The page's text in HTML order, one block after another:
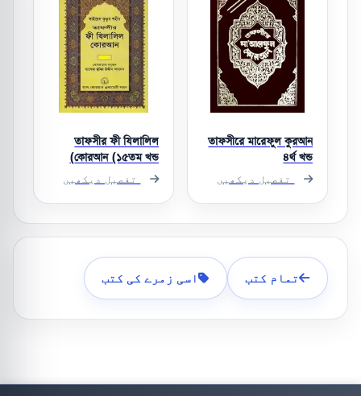
তাফসীরে মারেফুল কুরআন
৪র্থ খন্ড
تفصیل دیکھیں
তাফসীর ফী যিলালিল
কোরআন (১৫তম খন্ড)
تفصیل دیکھیں
تمام کتب اسی زمرے کی کتب